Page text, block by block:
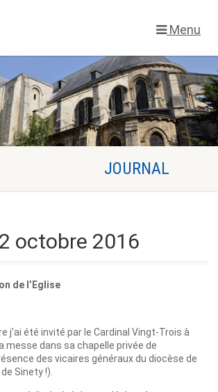
Menu
octobre 2016
de l’Eglise
j’ai été invité par le Cardinal Vingt-Trois à
messe dans sa chapelle privée de
des vicaires généraux du diocèse de
Sinety !).